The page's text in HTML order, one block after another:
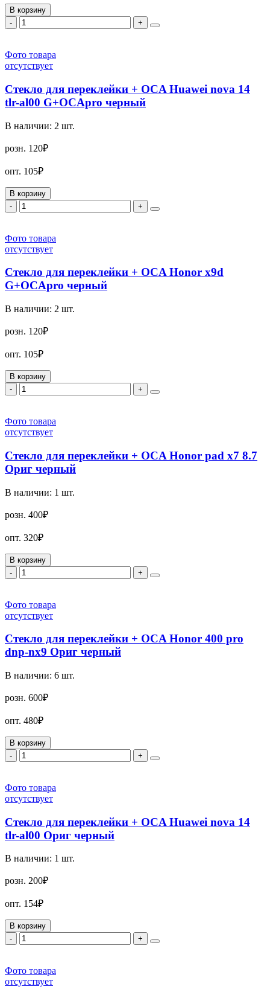
В корзину
-
+
Фото товара
отсутствует
Стекло для переклейки + OCA Huawei nova 14
tlr-al00 G+OCApro черный
В наличии: 2 шт.
розн. 120₽
опт. 105₽
В корзину
-
+
Фото товара
отсутствует
Стекло для переклейки + OCA Honor x9d
G+OCApro черный
В наличии: 2 шт.
розн. 120₽
опт. 105₽
В корзину
-
+
Фото товара
отсутствует
Стекло для переклейки + OCA Honor pad x7 8.7
Ориг черный
В наличии: 1 шт.
розн. 400₽
опт. 320₽
В корзину
-
+
Фото товара
отсутствует
Стекло для переклейки + OCA Honor 400 pro
dnp-nx9 Ориг черный
В наличии: 6 шт.
розн. 600₽
опт. 480₽
В корзину
-
+
Фото товара
отсутствует
Стекло для переклейки + OCA Huawei nova 14
tlr-al00 Ориг черный
В наличии: 1 шт.
розн. 200₽
опт. 154₽
В корзину
-
+
Фото товара
отсутствует